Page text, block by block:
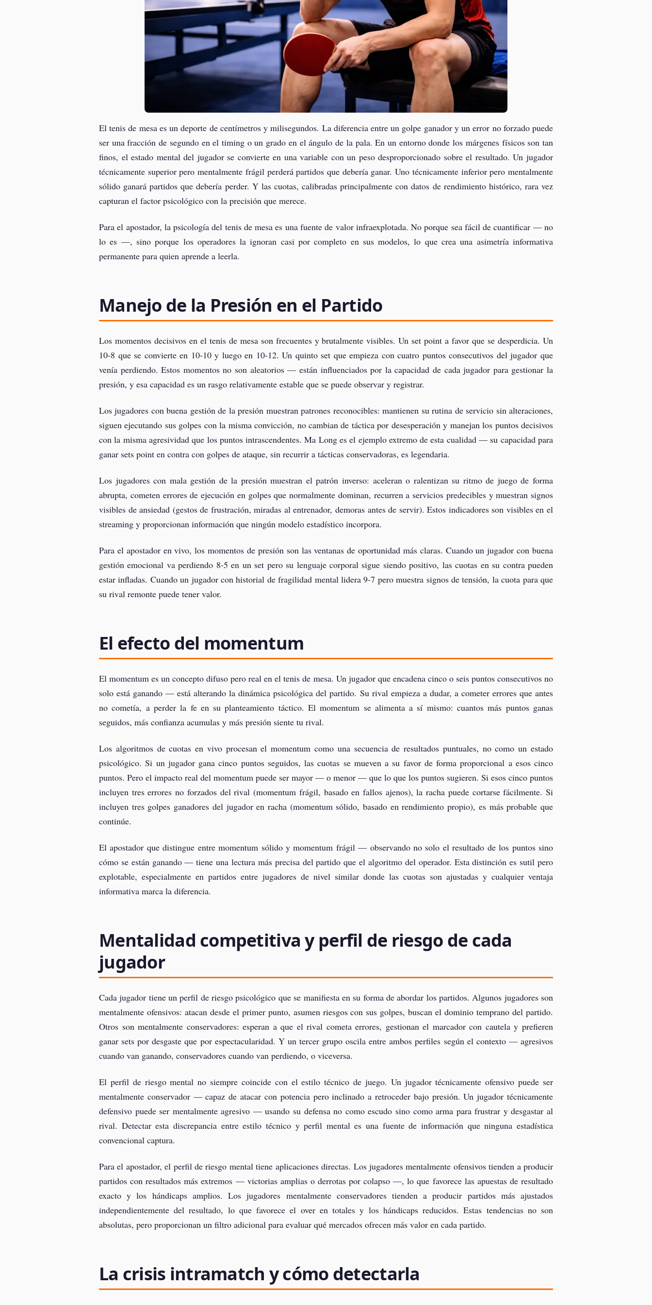
El tenis de mesa es un deporte de centímetros y milisegundos. La diferencia entre un golpe ganador y un error no forzado puede
ser una fracción de segundo en el timing o un grado en el ángulo de la pala. En un entorno donde los márgenes físicos son tan
finos, el estado mental del jugador se convierte en una variable con un peso desproporcionado sobre el resultado. Un jugador
técnicamente superior pero mentalmente frágil perderá partidos que debería ganar. Uno técnicamente inferior pero mentalmente
sólido ganará partidos que debería perder. Y las cuotas, calibradas principalmente con datos de rendimiento histórico, rara vez
capturan el factor psicológico con la precisión que merece.
Para el apostador, la psicología del tenis de mesa es una fuente de valor infraexplotada. No porque sea fácil de cuantificar — no
lo es —, sino porque los operadores la ignoran casi por completo en sus modelos, lo que crea una asimetría informativa
permanente para quien aprende a leerla.
Manejo de la Presión en el Partido
Los momentos decisivos en el tenis de mesa son frecuentes y brutalmente visibles. Un set point a favor que se desperdicia. Un
10-8 que se convierte en 10-10 y luego en 10-12. Un quinto set que empieza con cuatro puntos consecutivos del jugador que
venía perdiendo. Estos momentos no son aleatorios — están influenciados por la capacidad de cada jugador para gestionar la
presión, y esa capacidad es un rasgo relativamente estable que se puede observar y registrar.
Los jugadores con buena gestión de la presión muestran patrones reconocibles: mantienen su rutina de servicio sin alteraciones,
siguen ejecutando sus golpes con la misma convicción, no cambian de táctica por desesperación y manejan los puntos decisivos
con la misma agresividad que los puntos intrascendentes. Ma Long es el ejemplo extremo de esta cualidad — su capacidad para
ganar sets point en contra con golpes de ataque, sin recurrir a tácticas conservadoras, es legendaria.
Los jugadores con mala gestión de la presión muestran el patrón inverso: aceleran o ralentizan su ritmo de juego de forma
abrupta, cometen errores de ejecución en golpes que normalmente dominan, recurren a servicios predecibles y muestran signos
visibles de ansiedad (gestos de frustración, miradas al entrenador, demoras antes de servir). Estos indicadores son visibles en el
streaming y proporcionan información que ningún modelo estadístico incorpora.
Para el apostador en vivo, los momentos de presión son las ventanas de oportunidad más claras. Cuando un jugador con buena
gestión emocional va perdiendo 8-5 en un set pero su lenguaje corporal sigue siendo positivo, las cuotas en su contra pueden
estar infladas. Cuando un jugador con historial de fragilidad mental lidera 9-7 pero muestra signos de tensión, la cuota para que
su rival remonte puede tener valor.
El efecto del momentum
El momentum es un concepto difuso pero real en el tenis de mesa. Un jugador que encadena cinco o seis puntos consecutivos no
solo está ganando — está alterando la dinámica psicológica del partido. Su rival empieza a dudar, a cometer errores que antes
no cometía, a perder la fe en su planteamiento táctico. El momentum se alimenta a sí mismo: cuantos más puntos ganas
seguidos, más confianza acumulas y más presión siente tu rival.
Los algoritmos de cuotas en vivo procesan el momentum como una secuencia de resultados puntuales, no como un estado
psicológico. Si un jugador gana cinco puntos seguidos, las cuotas se mueven a su favor de forma proporcional a esos cinco
puntos. Pero el impacto real del momentum puede ser mayor — o menor — que lo que los puntos sugieren. Si esos cinco puntos
incluyen tres errores no forzados del rival (momentum frágil, basado en fallos ajenos), la racha puede cortarse fácilmente. Si
incluyen tres golpes ganadores del jugador en racha (momentum sólido, basado en rendimiento propio), es más probable que
continúe.
El apostador que distingue entre momentum sólido y momentum frágil — observando no solo el resultado de los puntos sino
cómo se están ganando — tiene una lectura más precisa del partido que el algoritmo del operador. Esta distinción es sutil pero
explotable, especialmente en partidos entre jugadores de nivel similar donde las cuotas son ajustadas y cualquier ventaja
informativa marca la diferencia.
Mentalidad competitiva y perfil de riesgo de cada
jugador
Cada jugador tiene un perfil de riesgo psicológico que se manifiesta en su forma de abordar los partidos. Algunos jugadores son
mentalmente ofensivos: atacan desde el primer punto, asumen riesgos con sus golpes, buscan el dominio temprano del partido.
Otros son mentalmente conservadores: esperan a que el rival cometa errores, gestionan el marcador con cautela y prefieren
ganar sets por desgaste que por espectacularidad. Y un tercer grupo oscila entre ambos perfiles según el contexto — agresivos
cuando van ganando, conservadores cuando van perdiendo, o viceversa.
El perfil de riesgo mental no siempre coincide con el estilo técnico de juego. Un jugador técnicamente ofensivo puede ser
mentalmente conservador — capaz de atacar con potencia pero inclinado a retroceder bajo presión. Un jugador técnicamente
defensivo puede ser mentalmente agresivo — usando su defensa no como escudo sino como arma para frustrar y desgastar al
rival. Detectar esta discrepancia entre estilo técnico y perfil mental es una fuente de información que ninguna estadística
convencional captura.
Para el apostador, el perfil de riesgo mental tiene aplicaciones directas. Los jugadores mentalmente ofensivos tienden a producir
partidos con resultados más extremos — victorias amplias o derrotas por colapso —, lo que favorece las apuestas de resultado
exacto y los hándicaps amplios. Los jugadores mentalmente conservadores tienden a producir partidos más ajustados
independientemente del resultado, lo que favorece el over en totales y los hándicaps reducidos. Estas tendencias no son
absolutas, pero proporcionan un filtro adicional para evaluar qué mercados ofrecen más valor en cada partido.
La crisis intramatch y cómo detectarla